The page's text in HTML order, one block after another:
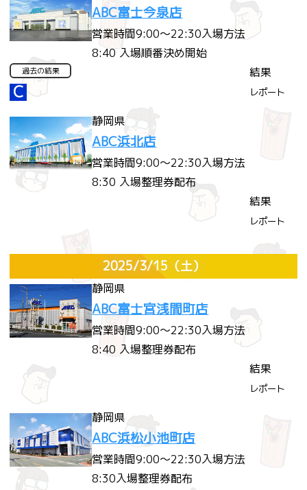
ABC富士今泉店
営業時間9:00～22:30入場方法
8:40 入場順番決め開始
過去の結果
C
結果
レポート
静岡県
ABC浜北店
営業時間9:00～22:30入場方法
8:30 入場整理券配布
結果
レポート
2025/3/15 （土）
静岡県
ABC富士宮浅間町店
営業時間9:00～22:30入場方法
8:40 入場整理券配布
結果
レポート
静岡県
ABC浜松小池町店
営業時間9:00～22:30入場方法
8:30入場整理券配布